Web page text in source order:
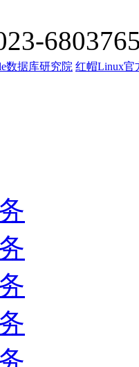
数据库研究院 红帽Linux官